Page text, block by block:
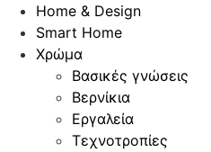
Home & Design
Smart Home
Χρώμα
Βασικές γνώσεις
Βερνίκια
Εργαλεία
Τεχνοτροπίες